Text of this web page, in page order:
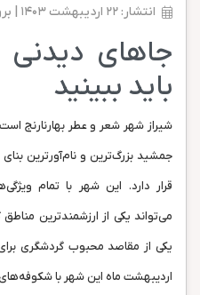
انتشار: ۲۲ اردیبهشت ۱۴۰۳ | بروزرسانی: ۲۲ اردیبهشت ۱۴۰۳
جاهای دیدنی
باید ببینید
شیراز شهر شعر و عطر بهارنارنج
جمشید بزرگ‌ترین و نام‌آورترین
قرار دارد. این شهر با تمام
می‌تواند یکی از ارزشمند‌ترین
یکی از مقاصد محبوب گردشگری
اردیبهشت ماه این شهر با